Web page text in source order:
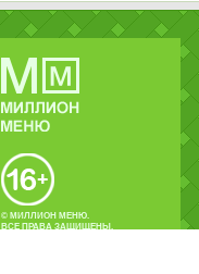
© МИЛЛИОН МЕНЮ.
ВСЕ ПРАВА ЗАЩИЩЕНЫ.